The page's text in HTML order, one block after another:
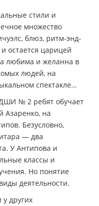
стили и
множество
блюз, ритм-энд-
остается царицей
любима и желанна в
людей, на
спектакле…
ДШИ № 2 ребят обучает
Азаренко, на
Безусловно,
— два
У Антипова и
классы и
Но понятие
деятельности.
у других